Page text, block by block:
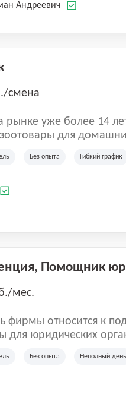
Андреевич
смена
рынке уже более 14
для
маркетплейсах России
территории
бренды кормов
Без опыта Гибкий график
Помощник
мес.
фирмы относится к
для юридических
Без опыта Неполный день